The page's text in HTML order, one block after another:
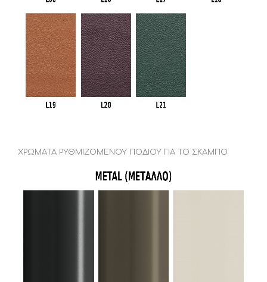
ΧΡΩΜΑΤΑ ΡΥΘΜΙΖΟΜΕΝΟΥ ΠΟΔΙΟΥ ΓΙΑ ΤΟ ΣΚΑΜΠΟ